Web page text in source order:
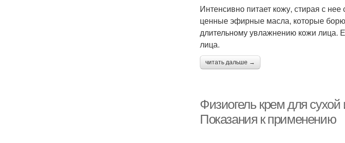
Интенсивно питает кожу, стирая с
ценные эфирные масла, которые
длительному увлажнению кожи лица.
лица.
читать дальше →
Физиогель крем для
Показания к применению